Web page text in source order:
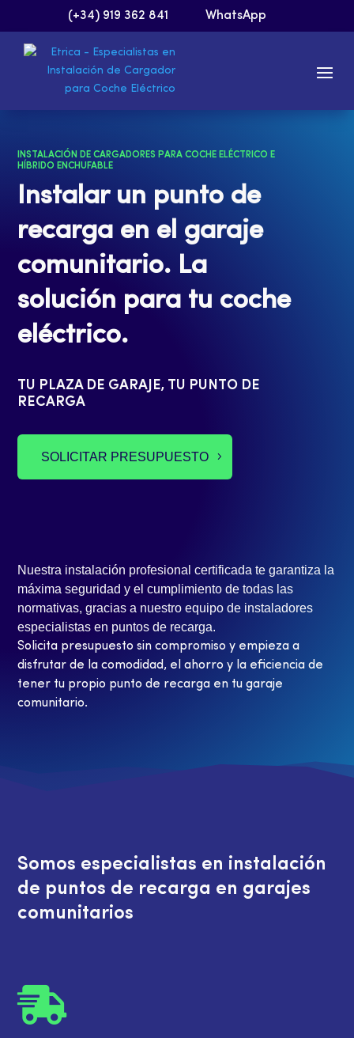
(+34) 919 362 841 WhatsApp
INSTALACIÓN DE CARGADORES PARA COCHE ELÉCTRICO E
HÍBRIDO ENCHUFABLE
Instalar un punto de
recarga en el garaje
comunitario. La
solución para tu coche
eléctrico.
TU PLAZA DE GARAJE, TU PUNTO DE
RECARGA
SOLICITAR PRESUPUESTO
Nuestra instalación profesional certificada te garantiza la
máxima seguridad y el cumplimiento de todas las
normativas, gracias a nuestro equipo de instaladores
especialistas en puntos de recarga.
Solicita presupuesto sin compromiso y empieza a
disfrutar de la comodidad, el ahorro y la eficiencia de
tener tu propio punto de recarga en tu garaje
comunitario.
Somos especialistas en instalación
de puntos de recarga en garajes
comunitarios
